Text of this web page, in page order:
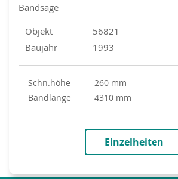
Bandsäge
Objekt
56821
Baujahr
1993
Schn.höhe
260 mm
Bandlänge
4310 mm
Einzelheiten